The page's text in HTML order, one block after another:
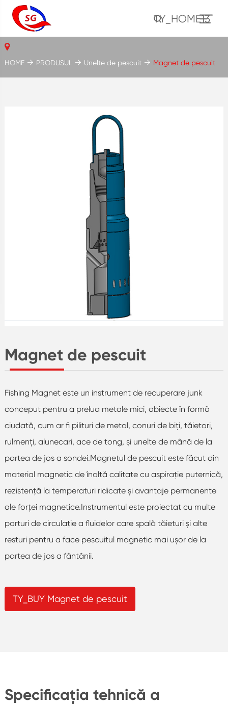
TY_HOME13
Magnet de pescuit
Fishing Magnet este un instrument de recuperare junk
conceput pentru a prelua metale mici, obiecte în formă
ciudată, cum ar fi pilituri de metal, conuri de biți, tăietori,
rulmenți, alunecari, ace de tong, și unelte de mână de la
partea de jos a sondei.Magnetul de pescuit este făcut din
material magnetic de înaltă calitate cu aspirație puternică,
rezistență la temperaturi ridicate și avantaje permanente
ale forței magnetice.Instrumentul este proiectat cu multe
porturi de circulație a fluidelor care spală tăieturi și alte
resturi pentru a face pescuitul magnetic mai ușor de la
partea de jos a fântânii.
TY_BUY Magnet de pescuit
HOME PRODUSUL Unelte de pescuit Magnet de pescuit
Specificația tehnică a